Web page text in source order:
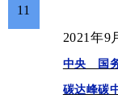
11
2021年9
中央 国务
碳达峰碳